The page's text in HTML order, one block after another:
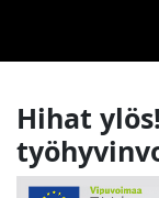
Hihat